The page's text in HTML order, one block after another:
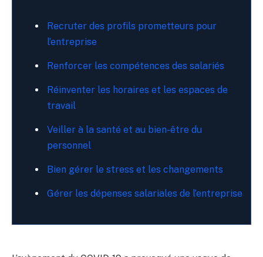
Recruter des profils prometteurs pour
l’entreprise
Renforcer les compétences des salariés
Réinventer les horaires et les espaces de
travail
Veiller à la santé et au bien-être du
personnel
Bien gérer le stress et les changements
Gérer les dépenses salariales de l’entreprise